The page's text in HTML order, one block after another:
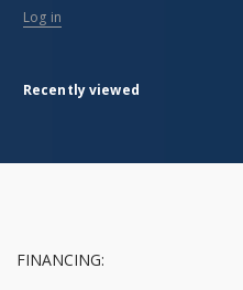
Log in
Recently viewed
FINANCING: